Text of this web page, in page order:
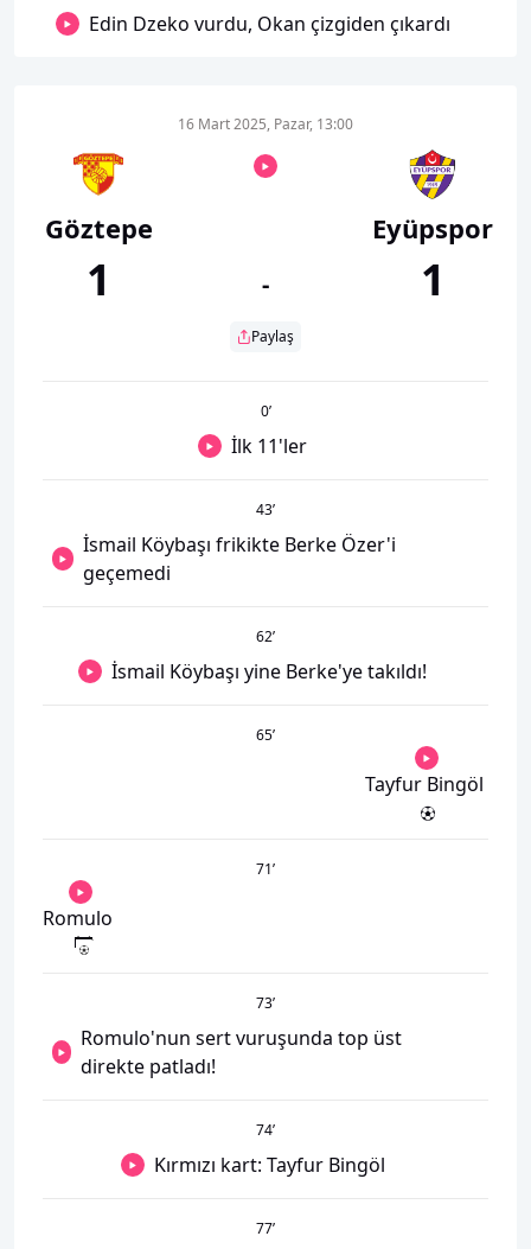
Edin Dzeko vurdu, Okan çizgiden çıkardı
Göztepe
1
16 Mart 2025, Pazar, 13:00
-
Paylaş
Eyüpspor
1
0’
İlk 11'ler
43’
İsmail Köybaşı frikikte Berke Özer'i
geçemedi
62’
İsmail Köybaşı yine Berke'ye takıldı!
65’
Tayfur Bingöl
71’
Romulo
73’
Romulo'nun sert vuruşunda top üst
direkte patladı!
74’
Kırmızı kart: Tayfur Bingöl
77’